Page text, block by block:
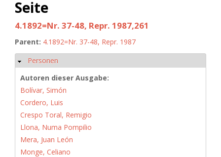
Seite
4.1892=Nr. 37-48, Repr. 1987,261
Parent: 4.1892=Nr. 37-48, Repr. 1987
Ausblenden
Personen
Autoren dieser Ausgabe:
Bolívar, Simón
Cordero, Luis
Crespo Toral, Remigio
Llona, Numa Pompilio
Mera, Juan León
Monge, Celiano